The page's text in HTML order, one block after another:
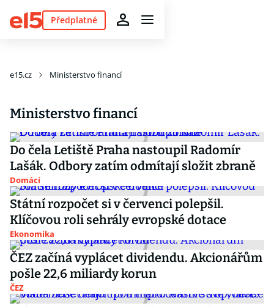
Předplatné
e15.cz Ministerstvo financí
Ministerstvo financí
Do čela Letiště Praha nastoupil Radomír
Lašák. Odbory zatím odmítají složit zbraně
Domácí
Státní rozpočet si v červenci polepšil.
Klíčovou roli sehrály evropské dotace
Ekonomika
ČEZ začíná vyplácet dividendu. Akcionářům
pošle 22,6 miliardy korun
ČEZ